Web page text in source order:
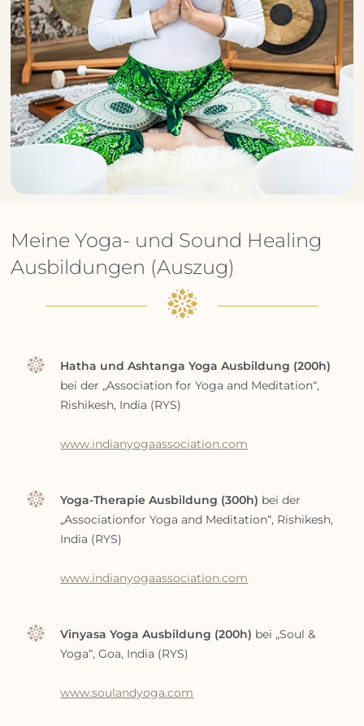
Meine Yoga- und Sound Healing
Ausbildungen (Auszug)
Hatha und Ashtanga Yoga Ausbildung (200h)
bei der „Association for Yoga and Meditation“,
Rishikesh, India (RYS)
www.indianyogaassociation.com
Yoga-Therapie Ausbildung (300h) bei der
„Associationfor Yoga and Meditation“, Rishikesh,
India (RYS)
www.indianyogaassociation.com
Vinyasa Yoga Ausbildung (200h) bei „Soul &
Yoga“, Goa, India (RYS)
www.soulandyoga.com